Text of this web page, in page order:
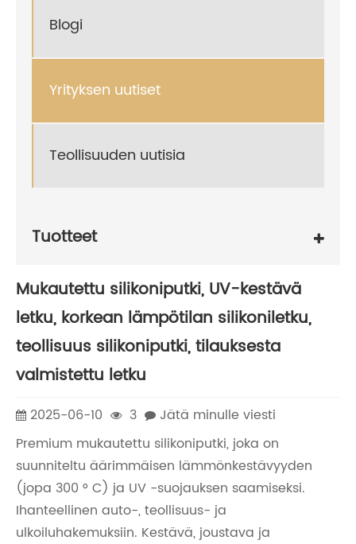
Blogi
Yrityksen uutiset
Teollisuuden uutisia
Tuotteet
Mukautettu silikoniputki, UV-kestävä
letku, korkean lämpötilan silikoniletku,
teollisuus silikoniputki, tilauksesta
valmistettu letku
2025-06-10 3
Jätä minulle viesti
Premium mukautettu silikoniputki, joka on
suunniteltu äärimmäisen lämmönkestävyyden
(jopa 300 ° C) ja UV -suojauksen saamiseksi.
Ihanteellinen auto-, teollisuus- ja
ulkoiluhakemuksiin. Kestävä, joustava ja